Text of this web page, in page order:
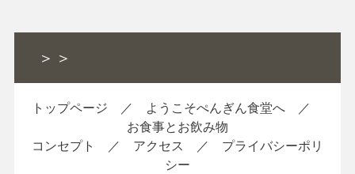
＞＞
トップページ ／ ようこそぺんぎん食堂へ ／
お食事とお飲み物
コンセプト
／ アクセス ／ プライバシーポリ
シー